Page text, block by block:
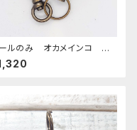
ルのみ オカメインコ 横
モノトーン ネイビー お
いんこ